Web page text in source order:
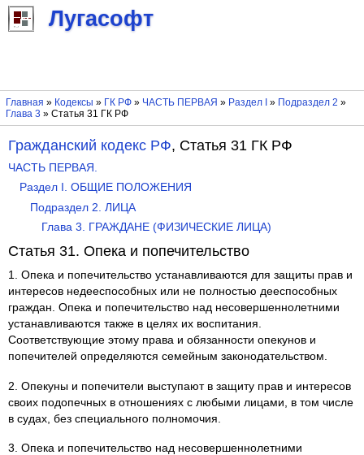
Лугасофт
Главная » Кодексы » ГК РФ» ЧАСТЬ ПЕРВАЯ » Раздел I » Подраздел 2 »
Глава 3 » Статья 31 ГК РФ
Гражданский кодекс РФ, Статья 31 ГК РФ
ЧАСТЬ ПЕРВАЯ.
Раздел I. ОБЩИЕ ПОЛОЖЕНИЯ
Подраздел 2. ЛИЦА
Глава 3. ГРАЖДАНЕ (ФИЗИЧЕСКИЕ ЛИЦА)
Статья 31. Опека и попечительство
1. Опека и попечительство устанавливаются для защиты прав и
интересов недееспособных или не полностью дееспособных
граждан. Опека и попечительство над несовершеннолетними
устанавливаются также в целях их воспитания.
Соответствующие этому права и обязанности опекунов и
попечителей определяются семейным законодательством.
2. Опекуны и попечители выступают в защиту прав и интересов
своих подопечных в отношениях с любыми лицами, в том числе
в судах, без специального полномочия.
3. Опека и попечительство над несовершеннолетними